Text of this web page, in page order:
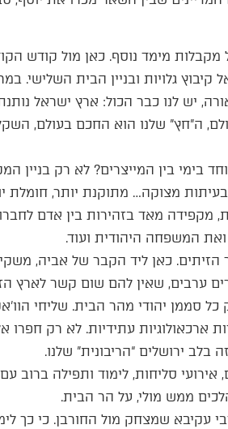
מימד נוסף. כאן מול קודש
גלויות ובניין הבית השלישי.
יש לנו כבר הכול: ארץ ישראל
ה”חץ” שלנו הוא החכם בעולם,
בימי בין המייצרים? לא רק בניין
מצוקה… מתוקנת יותר, חומלת
מקפידה מאד בזהירות בין אדם
המשפחה היהודית ועוד.
כאן ליד הקבר של אביה,
ערבים, שאין להם שום קשר לארץ
סממן יהודי מהר הבית. שליחי
ארכאולוגיות עתידיות. לא רק
ירושלים “הריבונית” שלנו.
סליחות, לימוד ותפילה ברוב
ממש מולי, על הר הבית.
שמצחק מול החורבן. כי כך